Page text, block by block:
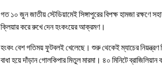
গত ১০ জুন জাতীয় স্টেডিয়ামেই সিঙ্গাপুরের বিপক্ষ হামজা
ক্লিয়ার করে রুখে দেন হংকংয়ের আক্রমণ।
হংকং বেশ গতিময় ফুটবলই খেলেছে। শুরু থেকেই ম্যাচের
বাধা হয়ে দাঁড়ান গোলকিপার মিতুল মারমা। ৪০ মিনিটে